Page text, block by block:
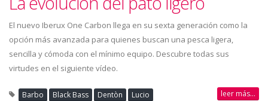
El nuevo Iberux One Carbon llega en su sexta generación como la
opción más avanzada para quienes buscan una pesca ligera,
sencilla y cómoda con el mínimo equipo. Descubre todas sus
virtudes en el siguiente vídeo.
Barbo Black Bass Dentòn Lucio leer más...